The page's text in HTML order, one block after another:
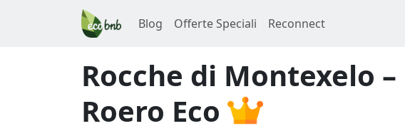
Blog Offerte Speciali Reconnect
Rocche di Montexelo
Roero Eco